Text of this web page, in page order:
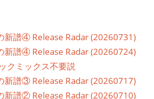
新譜④ Release Radar (20260731)
新譜④ Release Radar (20260724)
クミックス不要説
新譜③ Release Radar (20260717)
新譜② Release Radar (20260710)